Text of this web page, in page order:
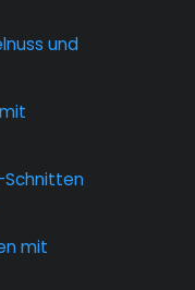
und
Schnitten
mit